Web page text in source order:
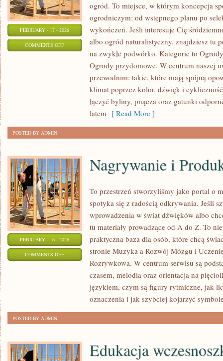
FEBRUARY - 17 - 2026
COMMENTS OFFON
UŻYTKOWE
ogród. To miejsce, w którym koncepcja
ogrodniczym: od wstępnego planu po
wykończeń. Jeśli interesuje Cię
albo ogród naturalistyczny, znajdziesz tu
na zwykłe podwórko. Kategorie to
Ogrody przydomowe. W centrum naszej
przewodnim: takie, które mają spójną
klimat poprzez kolor, dźwięk i
łączyć byliny, pnącza oraz gatunki
latem [ Read More ]
POSTED BY ADMIN
FEBRUARY - 16 - 2026
COMMENTS OFFON
NAGRYWANIE
PRODUKCJA
Nagrywanie i
To przestrzeń stworzyliśmy jako portal o
spotyka się z radością odkrywania. Jeśli
wprowadzenia w świat dźwięków albo
tu materiały prowadzące od A do Z. To
praktyczna baza dla osób, które chcą
stronie Muzyka a Rozwój Mózgu i
Rozrywkowa. W centrum serwisu są
czasem, melodia oraz orientacja na
językiem, czym są figury rytmiczne, jak
oznaczenia i jak szybciej kojarzyć
POSTED BY ADMIN
Edukacja